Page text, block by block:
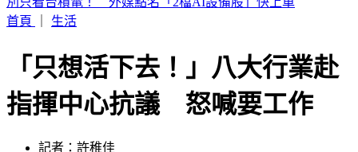
返福州
「只想活下去！」八大行業赴
指揮中心抗議 怒喊要工作